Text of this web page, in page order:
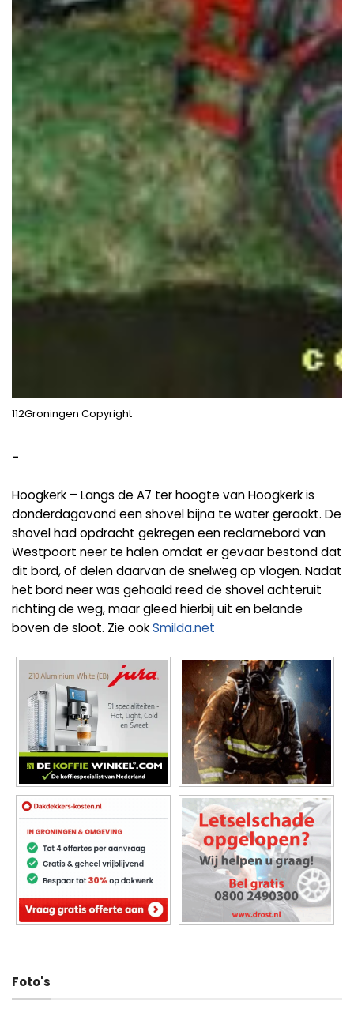
112Groningen Copyright
-
Hoogkerk – Langs de A7 ter hoogte van Hoogkerk is
donderdagavond een shovel bijna te water geraakt. De
shovel had opdracht gekregen een reclamebord van
Westpoort neer te halen omdat er gevaar bestond dat
dit bord, of delen daarvan de snelweg op vlogen. Nadat
het bord neer was gehaald reed de shovel achteruit
richting de weg, maar gleed hierbij uit en belande
boven de sloot. Zie ookSmilda.net
Foto's